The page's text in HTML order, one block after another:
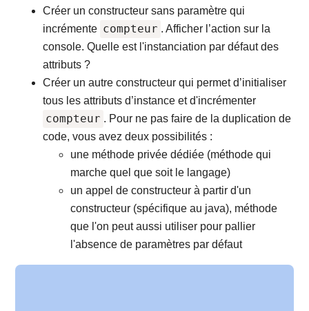
Créer un constructeur sans paramètre qui
incrémente compteur . Afficher l’action sur la
console. Quelle est l'instanciation par défaut des
attributs ?
Créer un autre constructeur qui permet d’initialiser
tous les attributs d’instance et d'incrémenter
compteur . Pour ne pas faire de la duplication de
code, vous avez deux possibilités :
une méthode privée dédiée (méthode qui
marche quel que soit le langage)
un appel de constructeur à partir d'un
constructeur (spécifique au java), méthode
que l'on peut aussi utiliser pour pallier
l'absence de paramètres par défaut